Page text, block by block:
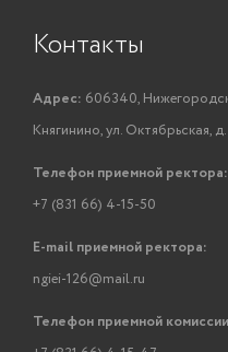
Контакты
Адрес: 606340,
Княгинино, ул. Октябрьская,
Телефон приемной ректора:
+7 (831 66) 4-15-50
E-mail приемной ректора:
ngiei-126@mail.ru
Телефон приемной